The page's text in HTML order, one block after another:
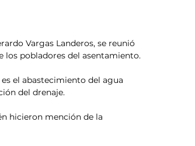
Vargas Landeros, se reunió
los pobladores del asentamiento.
es el abastecimiento del agua
del drenaje.
hicieron mención de la